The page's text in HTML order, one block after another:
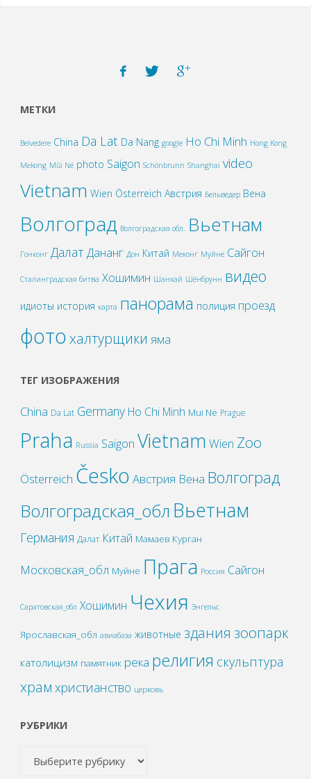
МЕТКИ
Belvedere China Da Lat Da Nang google Ho Chi Minh Hong Kong
Mekong Mũi Né photo Saigon Schönbrunn Shanghai video
Vietnam Wien Österreich Австрия Бельведер Вена
Волгоград Волгоградская обл. Вьетнам
Гонконг ДалатДананг Дон Китай Меконг Муйне Сайгон
Сталинградская битва Хошимин Шанхай Шёнбрунн видео
идиоты история карта панорама полиция проезд
фотохалтурщики яма
ТЕГ ИЗОБРАЖЕНИЯ
China Da Lat Germany Ho Chi Minh Mui Ne Prague
Praha Russia Saigon Vietnam Wien Zoo
Österreich Česko Австрия Вена Волгоград
Волгоградская_обл Вьетнам
Германия Далат Китай Мамаев Курган
Московская_обл Муйне Прага Россия Сайгон
Саратовская_обл Хошимин Чехия Энгельс
Ярославская_обл авиабаза животные здания зоопарк
католицизм памятник река религия скульптура
храм христианство церковь
РУБРИКИ